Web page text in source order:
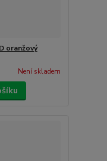
oranžový
Není skladem